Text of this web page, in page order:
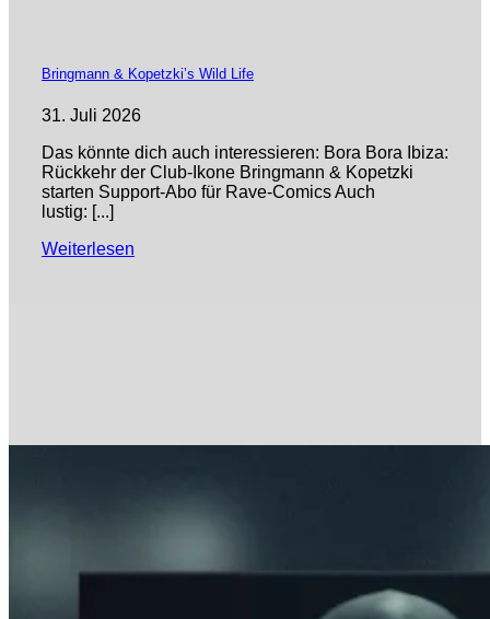
Bringmann & Kopetzki’s Wild Life
31. Juli 2026
Das könnte dich auch interessieren: Bora Bora Ibiza:
Rückkehr der Club-Ikone Bringmann & Kopetzki
starten Support-Abo für Rave-Comics Auch
lustig: [...]
Weiterlesen